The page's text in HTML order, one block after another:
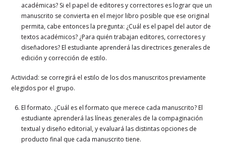
académicas? Si el papel de editores y correctores es lograr que un
manuscrito se convierta en el mejor libro posible que ese original
permita, cabe entonces la pregunta: ¿Cuál es el papel del autor de
textos académicos? ¿Para quién trabajan editores, correctores y
diseñadores? El estudiante aprenderá las directrices generales de
edición y corrección de estilo.
Actividad: se corregirá el estilo de los dos manuscritos previamente
elegidos por el grupo.
El formato. ¿Cuál es el formato que merece cada manuscrito? El
estudiante aprenderá las líneas generales de la compaginación
textual y diseño editorial, y evaluará las distintas opciones de
producto final que cada manuscrito tiene.